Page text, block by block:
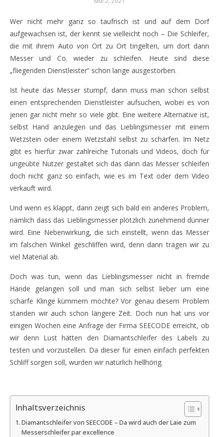
Wer nicht mehr ganz so taufrisch ist und auf dem Dorf
aufgewachsen ist, der kennt sie vielleicht noch – Die Schleifer,
die mit ihrem Auto von Ort zu Ort tingelten, um dort dann
Messer und Co. wieder zu schleifen. Heute sind diese
„fliegenden Dienstleister“ schon lange ausgestorben.
Ist heute das Messer stumpf, dann muss man schon selbst
einen entsprechenden Dienstleister aufsuchen, wobei es von
jenen gar nicht mehr so viele gibt. Eine weitere Alternative ist,
selbst Hand anzulegen und das Lieblingsmesser mit einem
Wetzstein oder einem Wetzstahl selbst zu schärfen. Im Netz
gibt es hierfür zwar zahlreiche Tutorials und Videos, doch für
ungeübte Nutzer gestaltet sich das dann das Messer schleifen
doch nicht ganz so einfach, wie es im Text oder dem Video
verkauft wird.
Und wenn es klappt, dann zeigt sich bald ein anderes Problem,
nämlich dass das Lieblingsmesser plötzlich zunehmend dünner
wird. Eine Nebenwirkung, die sich einstellt, wenn das Messer
im falschen Winkel geschliffen wird, denn dann tragen wir zu
viel Material ab.
Doch was tun, wenn das Lieblingsmesser nicht in fremde
Hände gelangen soll und man sich selbst lieber um eine
scharfe Klinge kümmern möchte? Vor genau diesem Problem
standen wir auch schon längere Zeit. Doch nun hat uns vor
einigen Wochen eine Anfrage der Firma SEECODE erreicht, ob
wir denn Lust hätten den Diamantschleifer des Labels zu
testen und vorzustellen. Da dieser für einen einfach perfekten
Schliff sorgen soll, wurden wir natürlich hellhörig.
Inhaltsverzeichnis
Diamantschleifer von SEECODE – Da wird auch der Laie zum
Messerschleifer par excellence